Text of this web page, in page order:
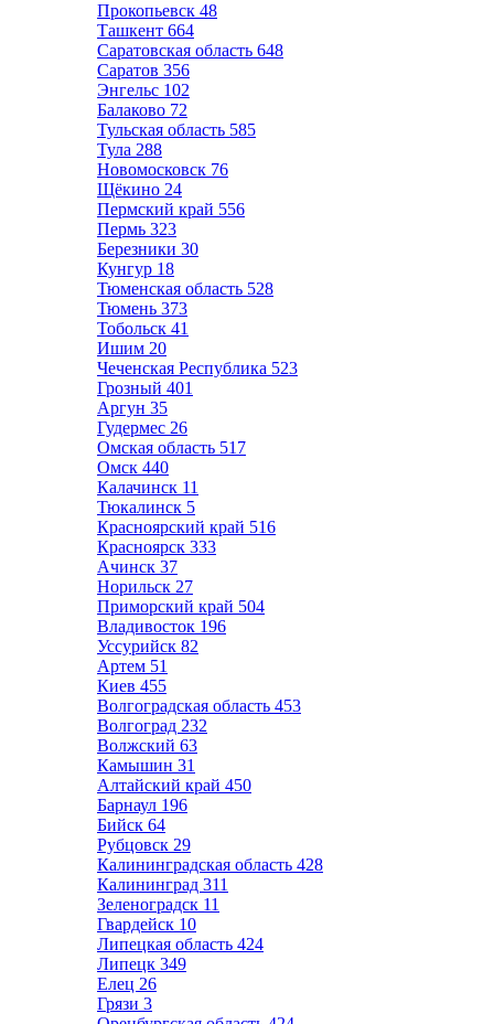
Прокопьевск 48
Ташкент 664
Саратовская область 648
Саратов 356
Энгельс 102
Балаково 72
Тульская область 585
Тула 288
Новомосковск 76
Щёкино 24
Пермский край 556
Пермь 323
Березники 30
Кунгур 18
Тюменская область 528
Тюмень 373
Тобольск 41
Ишим 20
Чеченская Республика 523
Грозный 401
Аргун 35
Гудермес 26
Омская область 517
Омск 440
Калачинск 11
Тюкалинск 5
Красноярский край 516
Красноярск 333
Ачинск 37
Норильск 27
Приморский край 504
Владивосток 196
Уссурийск 82
Артем 51
Киев 455
Волгоградская область 453
Волгоград 232
Волжский 63
Камышин 31
Алтайский край 450
Барнаул 196
Бийск 64
Рубцовск 29
Калининградская область 428
Калининград 311
Зеленоградск 11
Гвардейск 10
Липецкая область 424
Липецк 349
Елец 26
Грязи 3